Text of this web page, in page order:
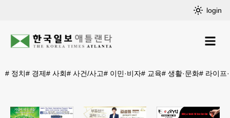
login
# 정치# 경제# 사회# 사건/사고# 이민·비자# 교육# 생활·문화# 라이프